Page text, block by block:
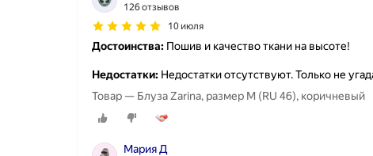
126 отзывов
10 июля
Достоинства: Пошив и качество ткани на высоте!
Недостатки: Недостатки отсутствуют. Только не
Товар — Блуза Zarina, размер M (RU 46), коричневый
Мария Д